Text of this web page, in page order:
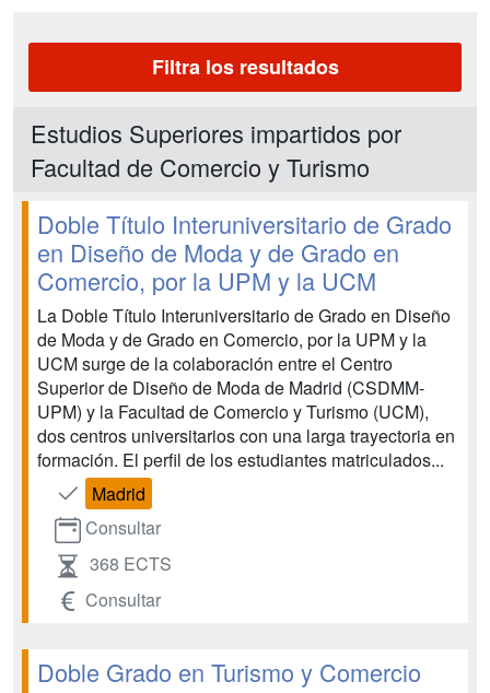
Filtra los resultados
Estudios Superiores impartidos por
Facultad de Comercio y Turismo
Doble Título Interuniversitario de Grado
en Diseño de Moda y de Grado en
Comercio, por la UPM y la UCM
La Doble Título Interuniversitario de Grado en Diseño
de Moda y de Grado en Comercio, por la UPM y la
UCM surge de la colaboración entre el Centro
Superior de Diseño de Moda de Madrid (CSDMM-
UPM) y la Facultad de Comercio y Turismo (UCM),
dos centros universitarios con una larga trayectoria en
formación. El perfil de los estudiantes matriculados...
Madrid
Consultar
368 ECTS
Consultar
Doble Grado en Turismo y Comercio